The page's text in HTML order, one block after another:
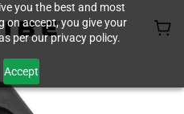
you the best and most
on accept, you give your
per our privacy policy.
Accept